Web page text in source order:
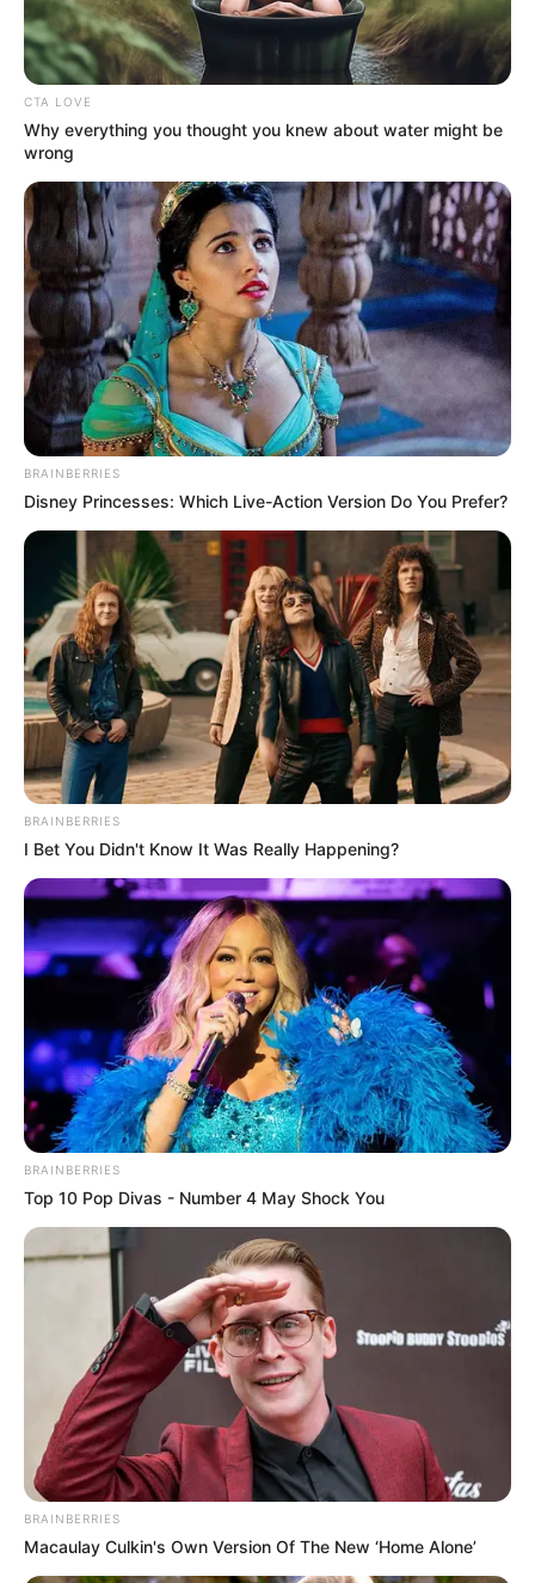
CTA LOVE
Why everything you thought you knew about water might be
wrong
BRAINBERRIES
Disney Princesses: Which Live-Action Version Do You Prefer?
BRAINBERRIES
I Bet You Didn't Know It Was Really Happening?
BRAINBERRIES
Top 10 Pop Divas - Number 4 May Shock You
BRAINBERRIES
Macaulay Culkin's Own Version Of The New ‘Home Alone’